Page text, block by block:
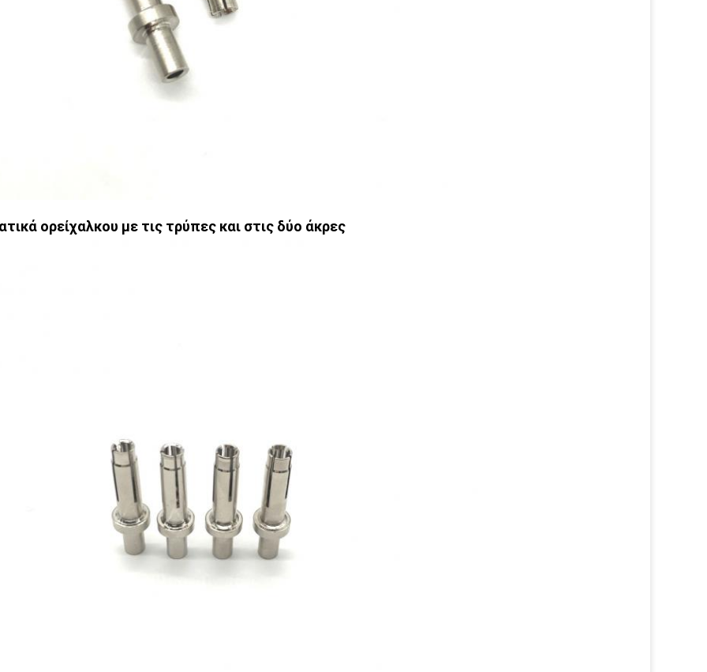
ορείχαλκου με τις τρύπες και στις δύο άκρες